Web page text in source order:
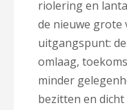
riolering en
de nieuwe grote
uitgangspunt:
omlaag,
minder
bezitten en